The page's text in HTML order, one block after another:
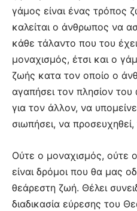
γάμος είναι ένας τρόπος
καλείται ο άνθρωπος να
κάθε τάλαντο που του
μοναχισμός, έτσι και ο
ζωής κατα τον οποίο ο
αγαπήσει τον πλησίον
για τον άλλον, να
σιωπήσει, να
Ούτε ο μοναχισμός, ούτε
είναι δρόμοι που θα μας
θεάρεστη ζωή. Θέλει
διαδικασία εύρεσης του